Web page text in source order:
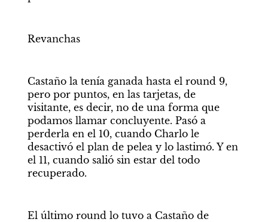
Revanchas
Castaño la tenía ganada hasta el round 9,
pero por puntos, en las tarjetas, de
visitante, es decir, no de una forma que
podamos llamar concluyente. Pasó a
perderla en el 10, cuando Charlo le
desactivó el plan de pelea y lo lastimó. Y en
el 11, cuando salió sin estar del todo
recuperado.
El último round lo tuvo a Castaño de